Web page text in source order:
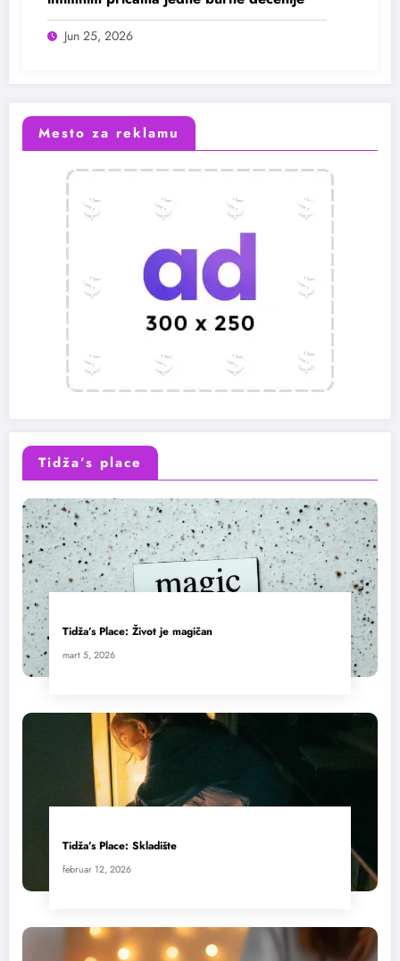
Jun 25, 2026
Mesto za reklamu
Tidža’s place
Tidža’s Place: Život je magičan
mart 5, 2026
Tidža’s Place: Skladište
februar 12, 2026